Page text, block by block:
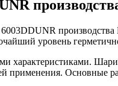
уровень
характеристиками.
применения. Основные